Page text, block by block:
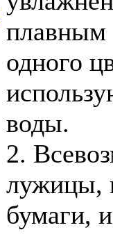
плавным
одного
воды.
2.
лужицы,
бумаги,